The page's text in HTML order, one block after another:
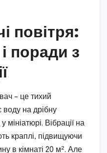
повітря:
поради з
– це тихий
на дрібну
мініатюрі. Вібрації на
краплі, підвищуючи
в кімнаті 20 м². Але